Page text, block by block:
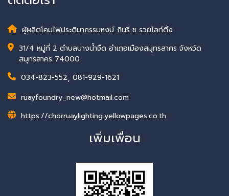
ผู้ผลิตโคมไฟประติมากรรมหงษ์ กินรี ช รวยไลท์ติ้ง
31/4 หมู่ที่ 2 ตำบลบางน้ำจืด อำเภอเมืองสมุทรสาคร จังหวัด
สมุทรสาคร 74000
034-823-552, 081-929-1621
ruayfoundry_new@hotmail.com
https://chorruaylighting.yellowpages.co.th
เพิ่มเพื่อน